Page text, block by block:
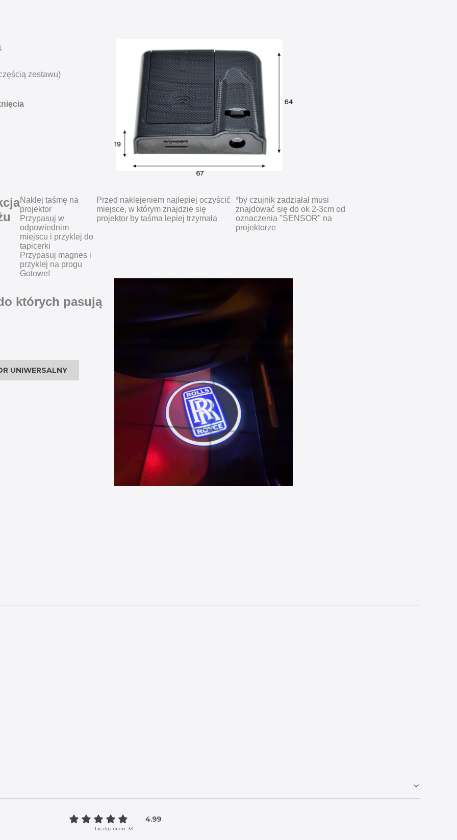
zestawu)
Naklej taśmę na
projektor
Przypasuj w
odpowiednim
miejscu i przyklej do
tapicerki
Przypasuj magnes i
przyklej na progu
Gotowe!
Przed naklejeniem najlepiej oczyścić
miejsce, w którym znajdzie się
projektor by taśma lepiej trzymała
*by czujnik zadziałał musi
znajdować się do ok 2-3cm od
oznaczenia "SENSOR" na
projektorze
których pasują
UNIWERSALNY
4.99
Liczba ocen: 34